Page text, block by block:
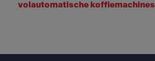
volautomatische koffiemachines